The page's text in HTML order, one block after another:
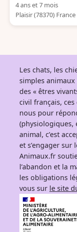
4 ans et 7 mois
Plaisir (78370) France
Les chats, les
simples
des « êtres
civil français,
nous pour
(physiologiques,
animal, c’est
et s’engager sur
Animaux.fr
l’abandon et la
les obligations
vous sur le site